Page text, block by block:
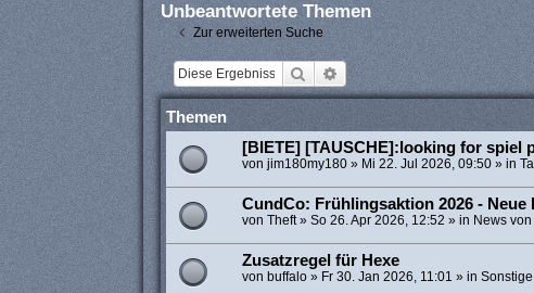
Unbeantwortete Themen
Zur erweiterten Suche
Suche Erweiterte Suche
Themen
[BIETE] [TAUSCHE]:looking for spiel
von jim180my180» Mi 22. Jul 2026, 09:50» in
CundCo: Frühlingsaktion 2026 - Neue
von Theft» So 26. Apr 2026, 12:52 » in News
Zusatzregel für Hexe
von buffalo» Fr 30. Jan 2026, 11:01 » in